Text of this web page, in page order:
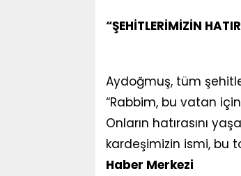
“ŞEHİTLERİMİZİN
Aydoğmuş, tüm
“Rabbim, bu vatan
Onların hatırasını
kardeşimizin ismi, bu
Haber Merkezi